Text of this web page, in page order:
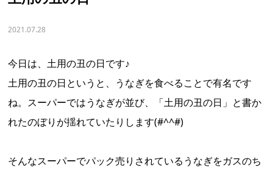
2021.07.28
今日は、土用の丑の日です♪
土用の丑の日というと、うなぎを食べることで有名です
ね。スーパーではうなぎが並び、「土用の丑の日」と書か
れたのぼりが揺れていたりします(#^^#)
そんなスーパーでパック売りされているうなぎをガスのち